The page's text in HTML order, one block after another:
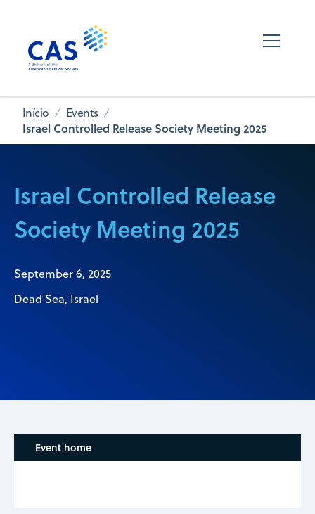
Início Events
Israel Controlled Release Society Meeting 2025
Israel Controlled Release
Society Meeting 2025
September 6, 2025
Dead Sea, Israel
Event home